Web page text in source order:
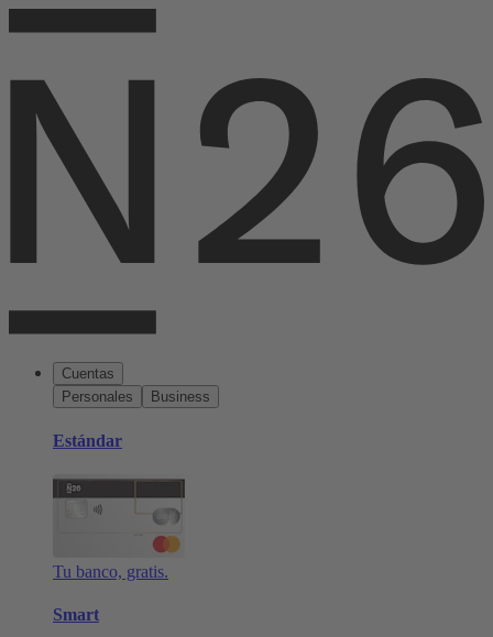
Cuentas
Personales
Business
Estándar
Tu banco, gratis.
Smart